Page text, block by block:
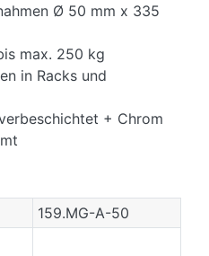
Ø 50 mm x 335
max. 250 kg
in Racks und
+ Chrom
159.MG-A-50